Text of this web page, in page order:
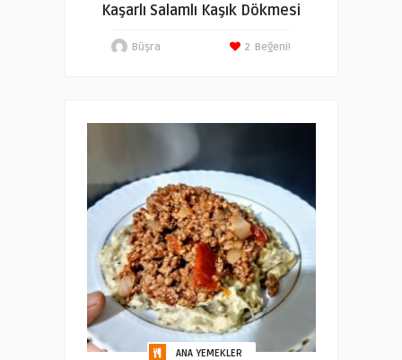
Kaşarlı Salamlı Kaşık Dökmesi
Büşra Beğeni!
2
ANA YEMEKLER